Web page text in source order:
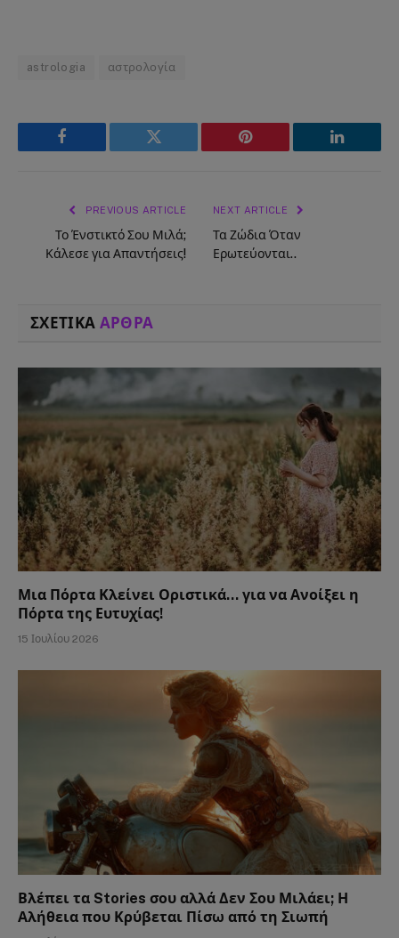
astrologia αστρολογία
Facebook Twitter Pinterest LinkedIn
PREVIOUS ARTICLE
Το Ένστικτό Σου Μιλά;
Κάλεσε για Απαντήσεις!
NEXT ARTICLE
Τα Ζώδια Όταν
Ερωτεύονται..
ΣΧΕΤΙΚΑ ΑΡΘΡΑ
Μια Πόρτα Κλείνει Οριστικά… για να Ανοίξει η
Πόρτα της Ευτυχίας!
15 Ιουλίου 2026
Βλέπει τα Stories σου αλλά Δεν Σου Μιλάει; Η
Αλήθεια που Κρύβεται Πίσω από τη Σιωπή